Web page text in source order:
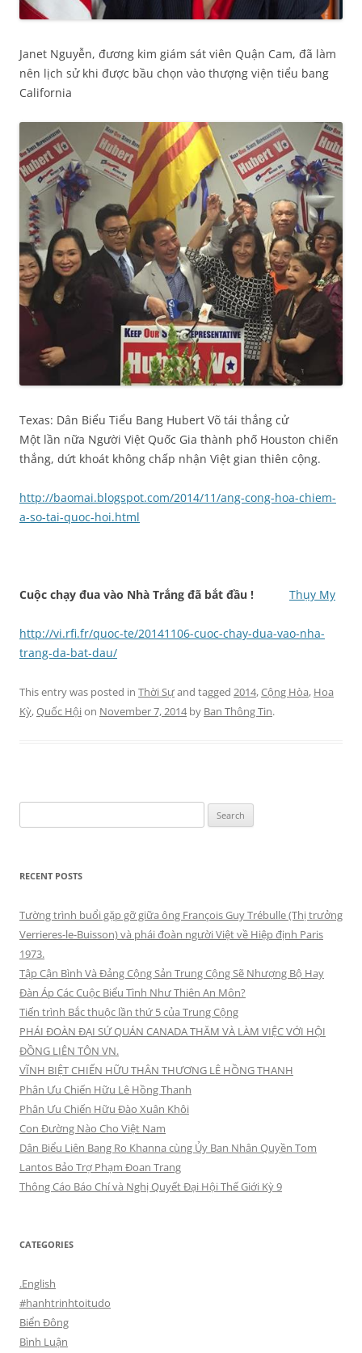
Janet Nguyễn, đương kim giám sát viên Quận Cam, đã làm
nên lịch sử khi được bầu chọn vào thượng viện tiểu bang
California
Texas: Dân Biểu Tiểu Bang Hubert Võ tái thắng cử
Một lần nữa Người Việt Quốc Gia thành phố Houston chiến
thắng, dứt khoát không chấp nhận Việt gian thiên cộng.
http://baomai.blogspot.com/2014/11/ang-cong-hoa-chiem-
a-so-tai-quoc-hoi.html
Cuộc chạy đua vào Nhà Trắng đã bắt đầu ! Thụy My
http://vi.rfi.fr/quoc-te/20141106-cuoc-chay-dua-vao-nha-
trang-da-bat-dau/
This entry was posted in Thời Sựand tagged 2014,Cộng Hòa, Hoa
Kỳ,Quốc Hộion November 7, 2014by Ban Thông Tin.
for:
RECENT POSTS
Tường trình buổi gặp gỡ giữa ông François Guy Trébulle (Thị trưởng
Verrieres-le-Buisson) và phái đoàn người Việt về Hiệp định Paris
1973.
Tập Cận Bình Và Đảng Cộng Sản Trung Cộng Sẽ Nhượng Bộ Hay
Đàn Áp Các Cuộc Biểu Tình Như Thiên An Môn?
Tiến trình Bắc thuộc lần thứ 5 của Trung Cộng
PHÁI ĐOÀN ĐẠI SỨ QUÁN CANADA THĂM VÀ LÀM VIỆC VỚI HỘI
ĐỒNG LIÊN TÔN VN.
VĨNH BIỆT CHIẾN HỮU THÂN THƯƠNG LÊ HỒNG THANH
Phân Ưu Chiến Hữu Lê Hồng Thanh
Phân Ưu Chiến Hữu Đào Xuân Khôi
Con Đường Nào Cho Việt Nam
Dân Biểu Liên Bang Ro Khanna cùng Ủy Ban Nhân Quyền Tom
Lantos Bảo Trợ Phạm Đoan Trang
Thông Cáo Báo Chí và Nghị Quyết Đại Hội Thế Giới Kỳ 9
CATEGORIES
.English
#hanhtrinhtoitudo
Biển Đông
Bình Luận